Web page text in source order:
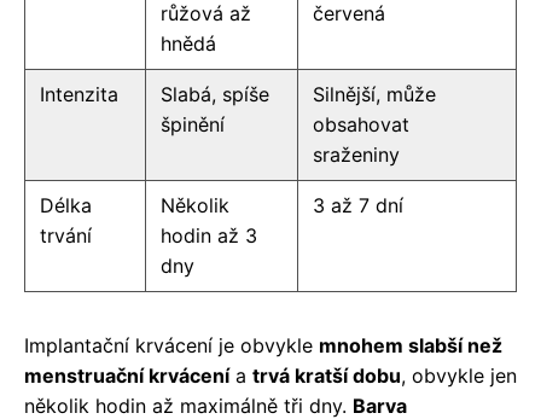
růžová až
hnědá
červená
Intenzita
Slabá, spíše
špinění
Silnější, může
obsahovat
sraženiny
Délka
trvání
Několik
hodin až 3
dny
3 až 7 dní
Implantační krvácení je obvykle mnohem slabší než
menstruační krvácenía trvá kratší dobu, obvykle jen
několik hodin až maximálně tři dny. Barva